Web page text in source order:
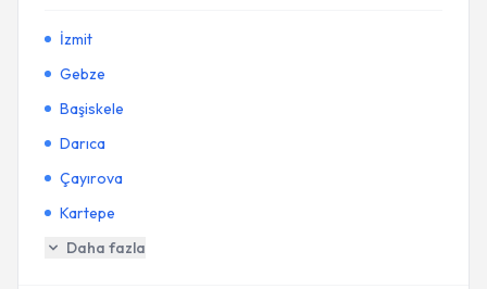
İzmit
Gebze
Başiskele
Darıca
Çayırova
Kartepe
Daha fazla